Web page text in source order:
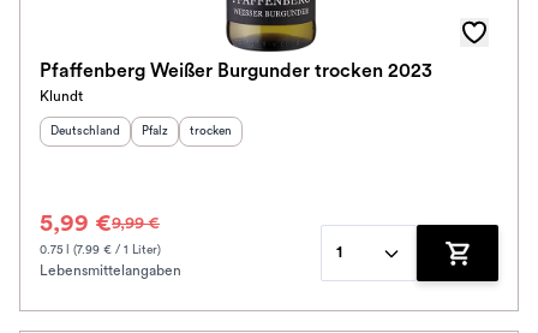
Schmeckt nach
Pfaffenberg Weißer Burgunder trocken 2023
Klundt
Herkunftsland
Deutschland Herkunftsregion
Pfalz Geschmack
trocken
5,99 €9,99 €
0.75 l (7.99 € / 1 Liter)
Lebensmittelangaben
1
Zum